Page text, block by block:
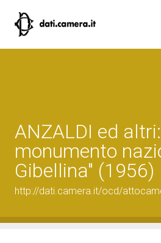
ANZALDI ed
monumento
Gibellina" (1956)
http://dati.camera.it/ocd/